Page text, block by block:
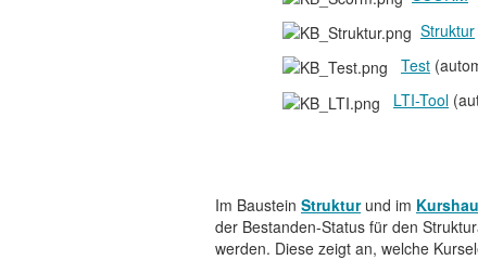
Struktur
Test
LTI-Tool
Im Baustein Struktur und im
der Bestanden-Status für den
werden. Diese zeigt an, welche